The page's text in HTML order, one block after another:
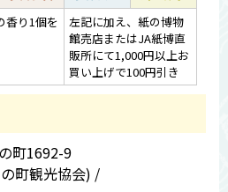
香り1個を
左記に加え、紙の博物
館売店またはJA紙博直
販所にて1,000円以上お
買い上げで100円引き
町1692-9
町観光協会) /